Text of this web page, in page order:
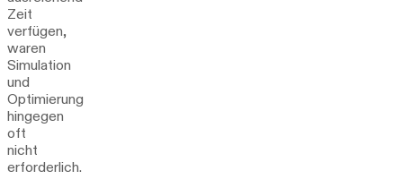
Zeit
verfügen,
waren
Simulation
und
Optimierung
hingegen
oft
nicht
erforderlich.